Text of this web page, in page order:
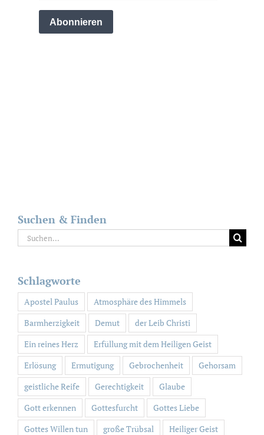
Suchen & Finden
Suche
nach:
Schlagworte
Apostel Paulus
Atmosphäre des Himmels
Barmherzigkeit
Demut
der Leib Christi
Ein reines Herz
Erfüllung mit dem Heiligen Geist
Erlösung
Ermutigung Gebrochenheit
Gehorsam
geistliche Reife
Gerechtigkeit
Glaube
Gott erkennen
Gottesfurcht
Gottes Liebe
Gottes Willen tun
große Trübsal
Heiliger Geist